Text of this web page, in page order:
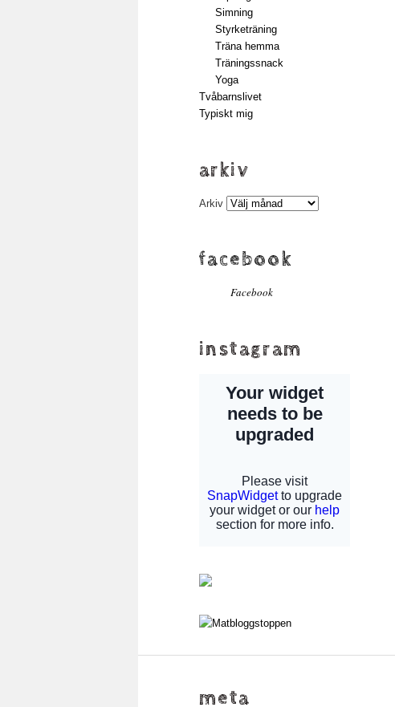
Simning
Styrketräning
Träna hemma
Träningssnack
Yoga
Tvåbarnslivet
Typiskt mig
arkiv
Arkiv
facebook
Facebook
instagram
meta